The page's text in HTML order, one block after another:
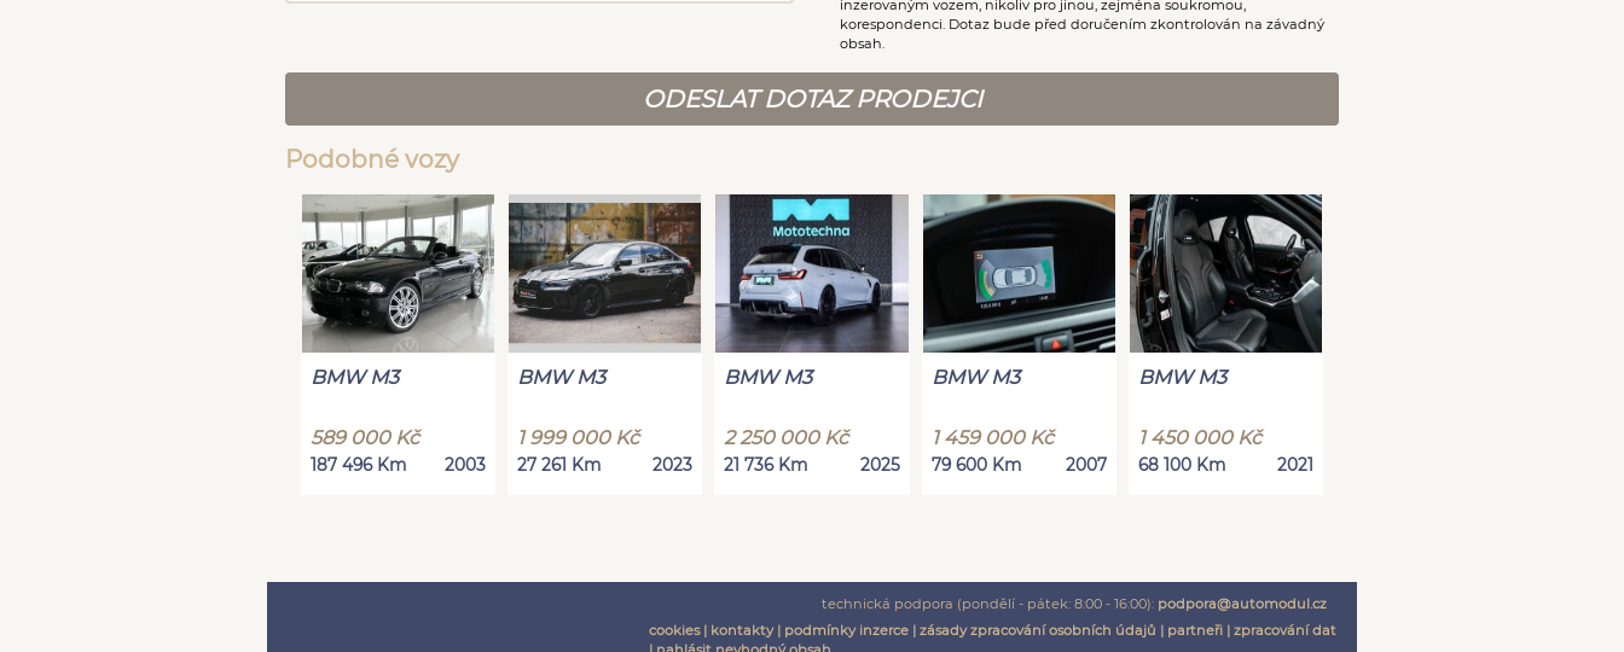
inzerovaným vozem, nikoliv pro jinou, zejména soukromou,
korespondenci. Dotaz bude před doručením zkontrolován na závadný
obsah.
ODESLAT DOTAZ PRODEJCI
Podobné vozy
BMW M3
589 000 Kč
187 496 Km 2003
BMW M3
1 999 000 Kč
27 261 Km 2023
BMW M3
2 250 000 Kč
21 736 Km 2025
BMW M3
1 459 000 Kč
79 600 Km 2007
BMW M3
1 450 000 Kč
68 100 Km 2021
technická podpora (pondělí - pátek: 8:00 - 16:00): podpora@automodul.cz
cookies| kontakty| podmínky inzerce| zásady zpracování osobních údajů | partneři| zpracování dat